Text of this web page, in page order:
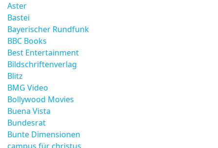
Aster
Bastei
Bayerischer Rundfunk
BBC Books
Best Entertainment
Bildschriftenverlag
Blitz
BMG Video
Bollywood Movies
Buena Vista
Bundesrat
Bunte Dimensionen